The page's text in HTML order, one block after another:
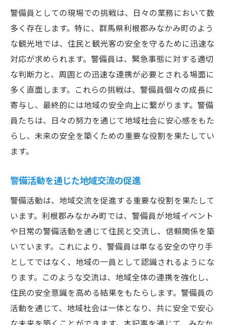
警備員としての現場での挑戦は、日々の業務において数
多く存在します。特に、群馬県利根郡みなかみ町のよう
な観光地では、住民と観光客の安全を守るために迅速な
対応が求められます。警備員は、緊急事態に対する適切
な判断力と、周囲との迅速な連携が必要とされる場面に
多く直面します。これらの挑戦は、警備員個々の成長に
寄与し、最終的には地域の安全向上に繋がります。警備
員たちは、日々の努力を通じて地域社会に安心感をもた
らし、未来の安全を築くための重要な役割を果たしてい
ます。
警備活動を通じた地域交流の促進
警備活動は、地域交流を促進する重要な役割を果たして
います。利根郡みなかみ町では、警備員が地域イベント
や日常の警備活動を通じて住民と交流し、信頼関係を築
いています。これにより、警備員は単なる安全の守り手
としてではなく、地域の一員として認識されるようにな
ります。このような交流は、地域全体の連携を強化し、
住民の安全意識を高める結果をもたらします。警備員の
活動を通じて、地域社会は一体となり、共に安全で安心